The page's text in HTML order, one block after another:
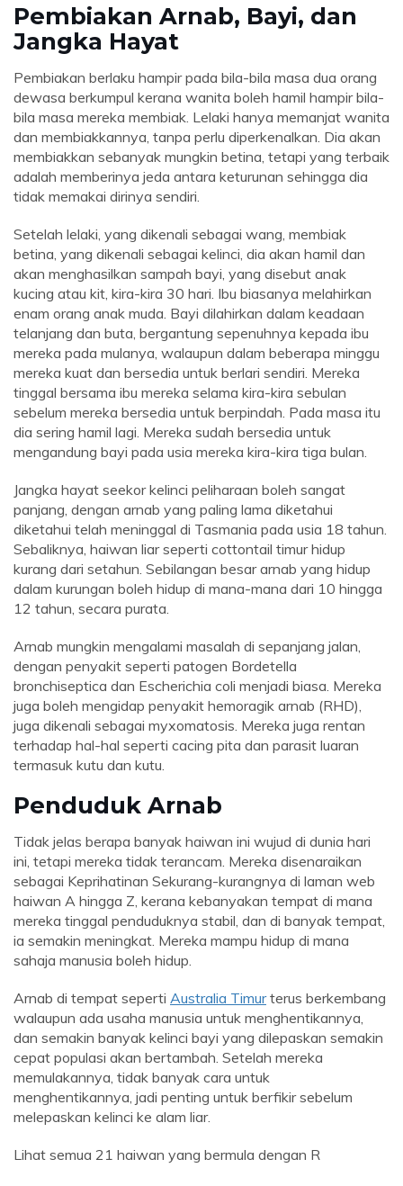
Pembiakan Arnab, Bayi, dan
Jangka Hayat
Pembiakan berlaku hampir pada bila-bila masa dua orang
dewasa berkumpul kerana wanita boleh hamil hampir bila-
bila masa mereka membiak. Lelaki hanya memanjat wanita
dan membiakkannya, tanpa perlu diperkenalkan. Dia akan
membiakkan sebanyak mungkin betina, tetapi yang terbaik
adalah memberinya jeda antara keturunan sehingga dia
tidak memakai dirinya sendiri.
Setelah lelaki, yang dikenali sebagai wang, membiak
betina, yang dikenali sebagai kelinci, dia akan hamil dan
akan menghasilkan sampah bayi, yang disebut anak
kucing atau kit, kira-kira 30 hari. Ibu biasanya melahirkan
enam orang anak muda. Bayi dilahirkan dalam keadaan
telanjang dan buta, bergantung sepenuhnya kepada ibu
mereka pada mulanya, walaupun dalam beberapa minggu
mereka kuat dan bersedia untuk berlari sendiri. Mereka
tinggal bersama ibu mereka selama kira-kira sebulan
sebelum mereka bersedia untuk berpindah. Pada masa itu
dia sering hamil lagi. Mereka sudah bersedia untuk
mengandung bayi pada usia mereka kira-kira tiga bulan.
Jangka hayat seekor kelinci peliharaan boleh sangat
panjang, dengan arnab yang paling lama diketahui
diketahui telah meninggal di Tasmania pada usia 18 tahun.
Sebaliknya, haiwan liar seperti cottontail timur hidup
kurang dari setahun. Sebilangan besar arnab yang hidup
dalam kurungan boleh hidup di mana-mana dari 10 hingga
12 tahun, secara purata.
Arnab mungkin mengalami masalah di sepanjang jalan,
dengan penyakit seperti patogen Bordetella
bronchiseptica dan Escherichia coli menjadi biasa. Mereka
juga boleh mengidap penyakit hemoragik arnab (RHD),
juga dikenali sebagai myxomatosis. Mereka juga rentan
terhadap hal-hal seperti cacing pita dan parasit luaran
termasuk kutu dan kutu.
Penduduk Arnab
Tidak jelas berapa banyak haiwan ini wujud di dunia hari
ini, tetapi mereka tidak terancam. Mereka disenaraikan
sebagai Keprihatinan Sekurang-kurangnya di laman web
haiwan A hingga Z, kerana kebanyakan tempat di mana
mereka tinggal penduduknya stabil, dan di banyak tempat,
ia semakin meningkat. Mereka mampu hidup di mana
sahaja manusia boleh hidup.
Arnab di tempat seperti Australia Timurterus berkembang
walaupun ada usaha manusia untuk menghentikannya,
dan semakin banyak kelinci bayi yang dilepaskan semakin
cepat populasi akan bertambah. Setelah mereka
memulakannya, tidak banyak cara untuk
menghentikannya, jadi penting untuk berfikir sebelum
melepaskan kelinci ke alam liar.
Lihat semua 21 haiwan yang bermula dengan R